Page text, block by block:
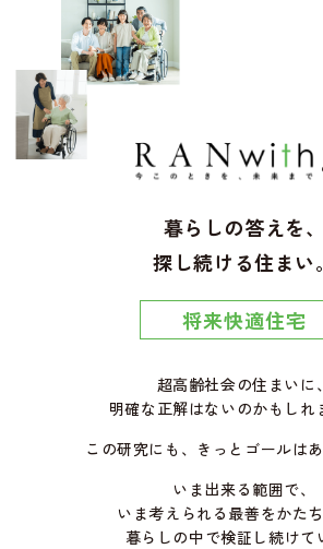
暮らしの答えを、
探し続ける住まい。
将来快適住宅
超高齢社会の住まいに、
明確な正解はないのかもしれ
この研究にも、きっとゴールはあ
いま出来る範囲で、
いま考えられる最善をかたち
暮らしの中で検証し続けて